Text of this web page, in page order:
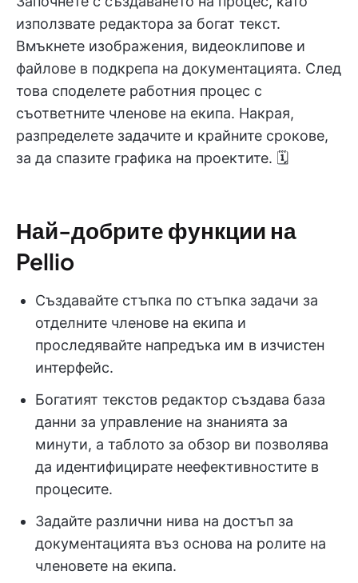
използвате редактора за богат текст.
Вмъкнете изображения, видеоклипове и
файлове в подкрепа на документацията. След
това споделете работния процес с
съответните членове на екипа. Накрая,
разпределете задачите и крайните срокове,
за да спазите графика на проектите. 🗓️
Най-добрите функции на
Pellio
Създавайте стъпка по стъпка задачи за
отделните членове на екипа и
проследявайте напредъка им в изчистен
интерфейс.
Богатият текстов редактор създава база
данни за управление на знанията за
минути, а таблото за обзор ви позволява
да идентифицирате неефективностите в
процесите.
Задайте различни нива на достъп за
документацията въз основа на ролите на
членовете на екипа.